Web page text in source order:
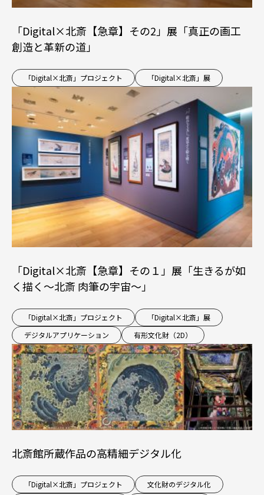
「Digital×北斎【急章】その2」展「真正の画工
創造と革新の道」
「Digital×北斎」プロジェクト 「Digital×北斎」展
「Digital×北斎【急章】その１」展「生きるが如
く描く～北斎 肉筆の宇宙～」
「Digital×北斎」プロジェクト
「Digital×北斎」展
デジタルアプリケーション
有形文化財（2D）
北斎館所蔵作品の高精細デジタル化
「Digital×北斎」プロジェクト
文化財のデジタル化